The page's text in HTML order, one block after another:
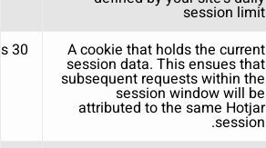
session limit
A cookie that holds the current
session data. This ensues that
subsequent requests within the
session window will be
attributed to the same Hotjar
session.
30 minutes